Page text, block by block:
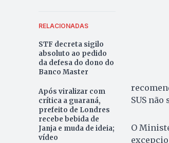
RELACIONADAS
STF decreta sigilo
absoluto ao pedido
da defesa do dono do
Banco Master
Após viralizar com
crítica a guaraná,
prefeito de Londres
recebe bebida de
Janja e muda de ideia;
vídeo
SUS
O